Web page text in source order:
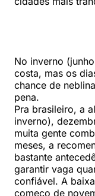
No inverno
costa, mas os
chance de
pena.
Pra brasileiro, a
inverno),
muita gente
meses, a
bastante
garantir vaga
confiável. A
começo de